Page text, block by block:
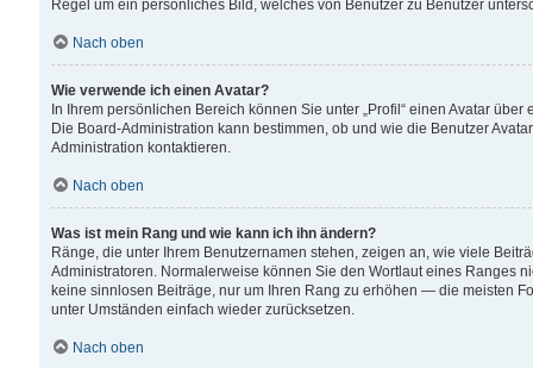
Regel um ein persönliches Bild, welches von Benutzer zu Benutzer
Nach oben
Wie verwende ich einen Avatar?
In Ihrem persönlichen Bereich können Sie unter „Profil“ einen Avatar
Die Board-Administration kann bestimmen, ob und wie die Benutzer
Administration kontaktieren.
Nach oben
Was ist mein Rang und wie kann ich ihn ändern?
Ränge, die unter Ihrem Benutzernamen stehen, zeigen an, wie viele
Administratoren. Normalerweise können Sie den Wortlaut eines Ranges
keine sinnlosen Beiträge, nur um Ihren Rang zu erhöhen — die meisten
unter Umständen einfach wieder zurücksetzen.
Nach oben